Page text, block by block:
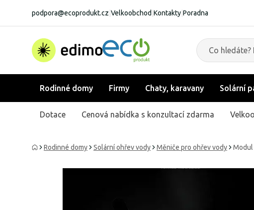
podpora@ecoprodukt.cz Velkoobchod Kontakty Poradna
Rodinné domy Firmy Chaty, karavany Solární
Dotace Cenová nabídka s konzultací zdarma
Rodinné domy Solární ohřev vody Měniče pro ohřev vody Modul